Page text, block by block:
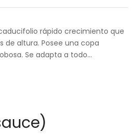
rápido crecimiento que
de altura. Posee una copa
Se adapta a todo…